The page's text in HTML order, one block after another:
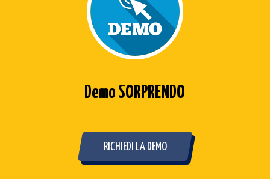
Demo SORPRENDO
RICHIEDI LA DEMO